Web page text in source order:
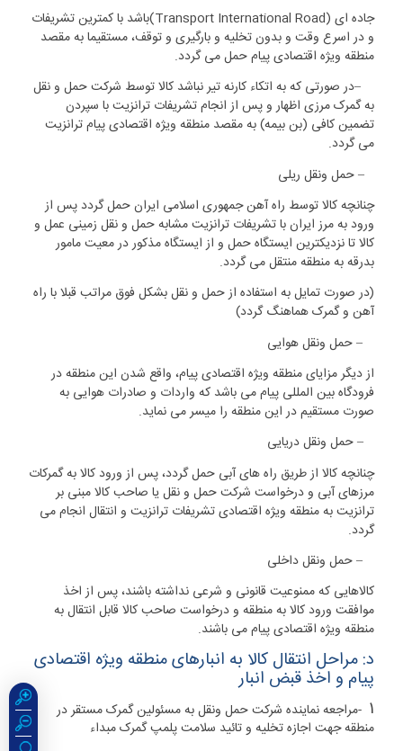
جاده ای (Transport International Road)باشد با کمترین تشریفات
و در اسرع وقت و بدون تخلیه و بارگیری و توقف، مستقیما به مقصد
منطقه ویژه اقتصادی پیام حمل می گردد.
–در صورتی که به اتکاء کارنه تیر نباشد کالا توسط شرکت حمل و نقل
به گمرک مرزی اظهار و پس از انجام تشریفات ترانزیت با سپردن
تضمین کافی (بن بیمه) به مقصد منطقه ویژه اقتصادی پیام ترانزیت
می گردد.
–حمل ونقل ریلی
چنانچه کالا توسط راه آهن جمهوری اسلامی ایران حمل گردد پس از
ورود به مرز ایران با تشریفات ترانزیت مشابه حمل و نقل زمینی عمل و
کالا تا نزدیکترین ایستگاه حمل و از ایستگاه مذکور در معیت مامور
بدرقه به منطقه منتقل می گردد.
(در صورت تمایل به استفاده از حمل و نقل بشکل فوق مراتب قبلا با راه
آهن و گمرک هماهنگ گردد)
–حمل ونقل هوایی
از دیگر مزایای منطقه ویژه اقتصادی پیام، واقع شدن این منطقه در
فرودگاه بین المللی پیام می باشد که واردات و صادرات هوایی به
صورت مستقیم در این منطقه را میسر می نماید.
–حمل ونقل دریایی
چنانچه کالا از طریق راه های آبی حمل گردد، پس از ورود کالا به گمرکات
مرزهای آبی و درخواست شرکت حمل و نقل یا صاحب کالا مبنی بر
ترانزیت به منطقه ویژه اقتصادی تشریفات ترانزیت و انتقال انجام می
گردد.
–حمل ونقل داخلی
کالاهایی که ممنوعیت قانونی و شرعی نداشته باشند، پس از اخذ
موافقت ورود کالا به منطقه و درخواست صاحب کالا قابل انتقال به
منطقه ویژه اقتصادی پیام می باشند.
د: مراحل انتقال کالا به انبارهای منطقه ویژه اقتصادی
پیام و اخذ قبض انبار
۱ -مراجعه نماینده شرکت حمل ونقل به مسئولین گمرک مستقر در
منطقه جهت اجازه تخلیه و تائید سلامت پلمپ گمرک مبداء